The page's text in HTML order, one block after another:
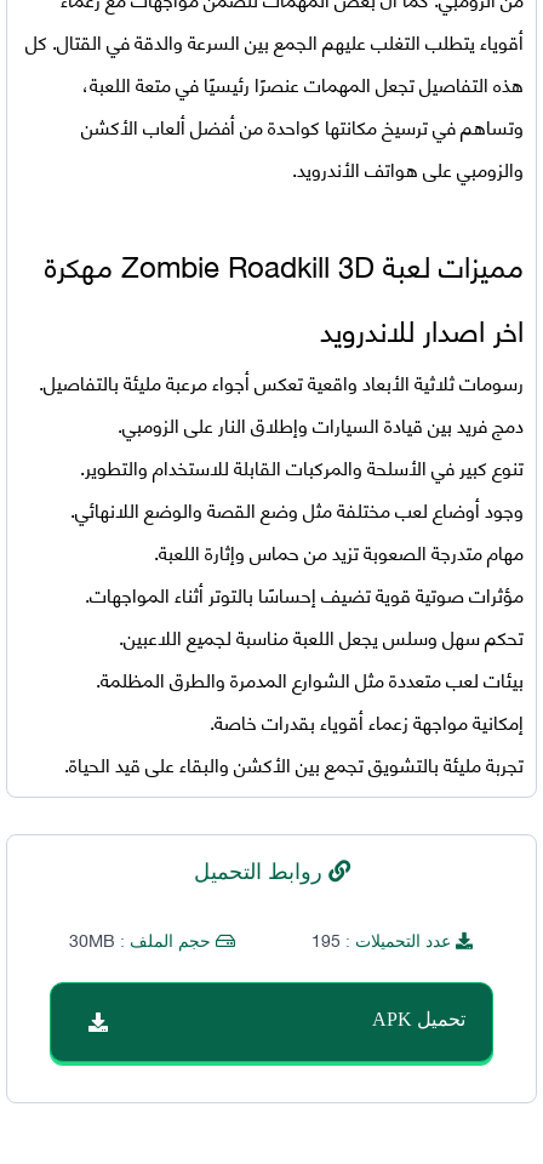
أقوياء يتطلب التغلب عليهم الجمع بين السرعة والدقة في القتال. كل
هذه التفاصيل تجعل المهمات عنصرًا رئيسيًا في متعة اللعبة،
وتساهم في ترسيخ مكانتها كواحدة من أفضل ألعاب الأكشن
والزومبي على هواتف الأندرويد.
مميزات لعبة Zombie Roadkill 3D مهكرة
اخر اصدار للاندرويد
رسومات ثلاثية الأبعاد واقعية تعكس أجواء مرعبة مليئة بالتفاصيل.
دمج فريد بين قيادة السيارات وإطلاق النار على الزومبي.
تنوع كبير في الأسلحة والمركبات القابلة للاستخدام والتطوير.
وجود أوضاع لعب مختلفة مثل وضع القصة والوضع اللانهائي.
مهام متدرجة الصعوبة تزيد من حماس وإثارة اللعبة.
مؤثرات صوتية قوية تضيف إحساسًا بالتوتر أثناء المواجهات.
تحكم سهل وسلس يجعل اللعبة مناسبة لجميع اللاعبين.
بيئات لعب متعددة مثل الشوارع المدمرة والطرق المظلمة.
إمكانية مواجهة زعماء أقوياء بقدرات خاصة.
تجربة مليئة بالتشويق تجمع بين الأكشن والبقاء على قيد الحياة.
روابط التحميل
عدد التحميلات : 195 حجم الملف : 30MB
تحميل APK